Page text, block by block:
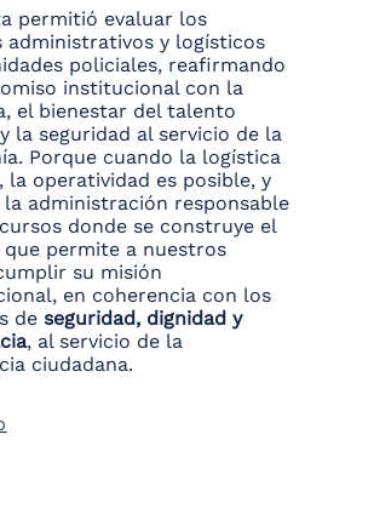
permitió evaluar los
administrativos y logísticos
policiales, reafirmando
institucional con la
el bienestar del talento
la seguridad al servicio de la
Porque cuando la logística
la operatividad es posible, y
la administración responsable
donde se construye el
que permite a nuestros
su misión
en coherencia con los
de seguridad, dignidad y
, al servicio de la
ciudadana.